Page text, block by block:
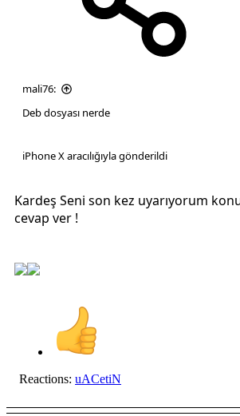
mali76:
Deb dosyası nerde
iPhone X aracılığıyla gönderildi
Kardeş Seni son kez uyarıyorum
cevap ver !
Reactions: uACetiN